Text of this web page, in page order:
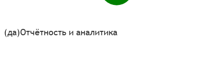
(да)Отчётность и аналитика